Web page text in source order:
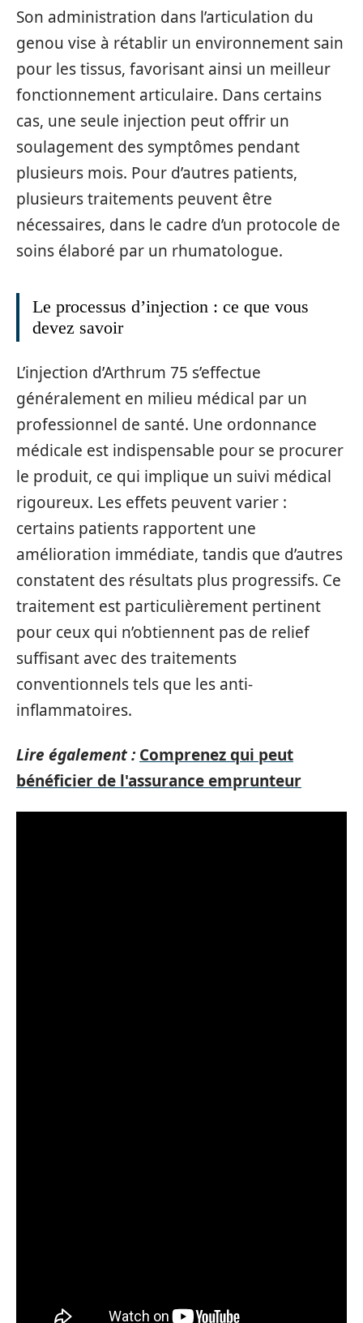
Son administration dans l’articulation du
genou vise à rétablir un environnement sain
pour les tissus, favorisant ainsi un meilleur
fonctionnement articulaire. Dans certains
cas, une seule injection peut offrir un
soulagement des symptômes pendant
plusieurs mois. Pour d’autres patients,
plusieurs traitements peuvent être
nécessaires, dans le cadre d’un protocole de
soins élaboré par un rhumatologue.
Le processus d’injection : ce que vous
devez savoir
L’injection d’Arthrum 75 s’effectue
généralement en milieu médical par un
professionnel de santé. Une ordonnance
médicale est indispensable pour se procurer
le produit, ce qui implique un suivi médical
rigoureux. Les effets peuvent varier :
certains patients rapportent une
amélioration immédiate, tandis que d’autres
constatent des résultats plus progressifs. Ce
traitement est particulièrement pertinent
pour ceux qui n’obtiennent pas de relief
suffisant avec des traitements
conventionnels tels que les anti-
inflammatoires.
Lire également : Comprenez qui peut
bénéficier de l'assurance emprunteur